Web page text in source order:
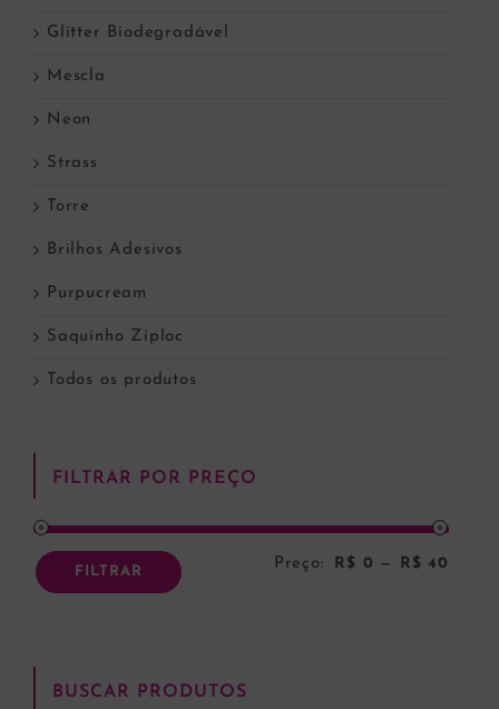
Glitter Biodegradável
Mescla
Neon
Strass
Torre
Brilhos Adesivos
Purpucream
Saquinho Ziploc
Todos os produtos
FILTRAR POR PREÇO
FILTRAR Preço: R$ 0 — R$ 40
BUSCAR PRODUTOS